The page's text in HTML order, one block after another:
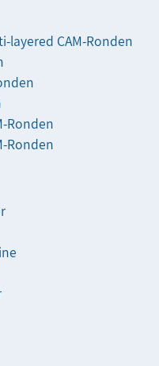
layered CAM-Ronden
Ronden
Ronden